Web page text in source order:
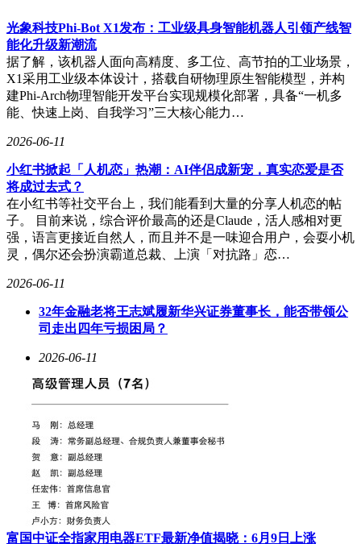
光象科技Phi-Bot X1发布：工业级具身智能机器人引领产线智
能化升级新潮流
据了解，该机器人面向高精度、多工位、高节拍的工业场景，
X1采用工业级本体设计，搭载自研物理原生智能模型，并构
建Phi-Arch物理智能开发平台实现规模化部署，具备“一机多
能、快速上岗、自我学习”三大核心能力…
2026-06-11
小红书掀起「人机恋」热潮：AI伴侣成新宠，真实恋爱是否
将成过去式？
在小红书等社交平台上，我们能看到大量的分享人机恋的帖
子。 目前来说，综合评价最高的还是Claude，活人感相对更
强，语言更接近自然人，而且并不是一味迎合用户，会耍小机
灵，偶尔还会扮演霸道总裁、上演「对抗路」恋…
2026-06-11
32年金融老将王志斌履新华兴证券董事长，能否带领公
司走出四年亏损困局？
2026-06-11
富国中证全指家用电器ETF最新净值揭晓：6月9日上涨